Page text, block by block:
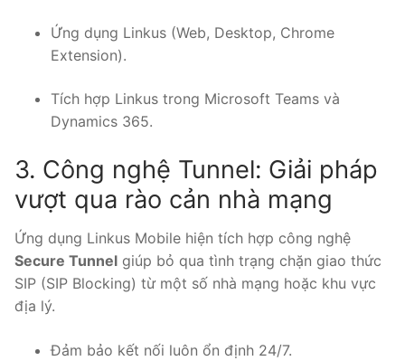
Ứng dụng Linkus (Web, Desktop, Chrome
Extension).
Tích hợp Linkus trong Microsoft Teams và
Dynamics 365.
3. Công nghệ Tunnel: Giải pháp
vượt qua rào cản nhà mạng
Ứng dụng Linkus Mobile hiện tích hợp công nghệ
Secure Tunnel giúp bỏ qua tình trạng chặn giao thức
SIP (SIP Blocking) từ một số nhà mạng hoặc khu vực
địa lý.
Đảm bảo kết nối luôn ổn định 24/7.